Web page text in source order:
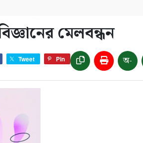
মেলবন্ধন
Tweet Pin অ-